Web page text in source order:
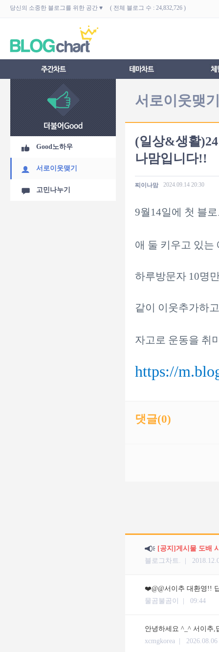
당신의 소중한 블로그를 위한 공간 ♥ ( 전체 블로그 수 : 24,832,726 )
Good노하우
서로이웃맺기
고민나누기
서로이웃맺
(일상&생활
나맘입니다!!
찌이나맘 2024.09.14 20:30
9월14일에 첫 블
애 둘 키우고 있는
하루방문자 10명
같이 이웃추가하
자고로 운동을 취
https://
댓글(0)
[공지]게시물 도배
블로그차트. |
❤️@@서이추 대환영!!
물곰불곰이 | 09:44
안녕하세요 ^_^ 서이추,
xcmgkorea |